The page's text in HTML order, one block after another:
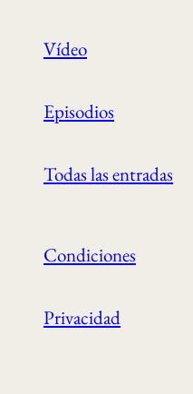
Vídeo
Episodios
Todas las entradas
Condiciones
Privacidad